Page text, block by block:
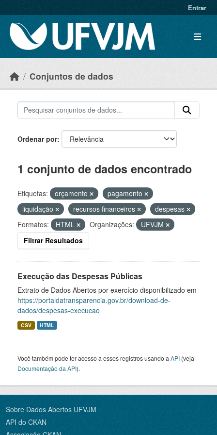
Entrar
Conjuntos de dados
Ordenar por
1 conjunto de dados encontrado
Etiquetas: orçamento
pagamento
liquidação
recursos financeiros
despesas
Formatos:
HTML Organizações:
UFVJM
Filtrar Resultados
Execução das Despesas Públicas
Extrato de Dados Abertos por exercício disponibilizado em
https://portaldatransparencia.gov.br/download-de-
dados/despesas-execucao
CSV HTML
Você também pode ter acesso a esses registros usando a API (veja
Documentação da API).
Sobre Dados Abertos UFVJM
API do CKAN